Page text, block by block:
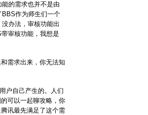
的需求也并不是由
BBS作为师生们一个
办法，审核功能出
审核功能，我想是
需求出来，你无法知
户自己产生的。人们
可以一起聊攻略，你
讯最先满足了这个需